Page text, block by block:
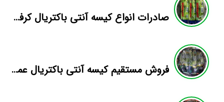
صادرات انواع کیسه آنتی باکتریال کرفس
فروش مستقیم کیسه آنتی باکتریال عمده